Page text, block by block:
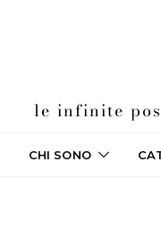
le infinite
CHI SONO